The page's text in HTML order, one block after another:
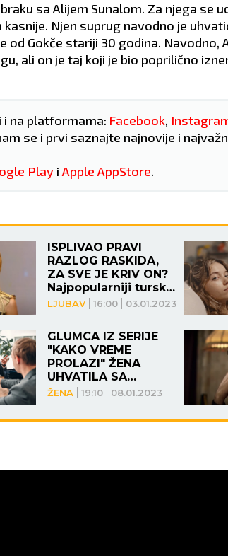
sa Alijem Sunalom. Za njega se
kasnije. Njen suprug navodno je
Gokče stariji 30 godina. Navodno,
ali on je taj koji je bio poprilično
na platformama: Facebook,
se i prvi saznajte najnovije i
Play i Apple AppStore.
LJUBAV 16:00 03.01.2023
ISPLIVAO PRAVI
RAZLOG RASKIDA,
ZA SVE JE KRIV ON?
Najpopularniji turski
par stavio tačku na
ŽENA 19:10 08.01.2023
GLUMCA IZ SERIJE
"KAKO VREME
PROLAZI" ŽENA
UHVATILA SA
LJUBAVNICOM? U
kupovao luksuzan
2 m/s Vlažnost:36 %
Vetar: 3 m/s